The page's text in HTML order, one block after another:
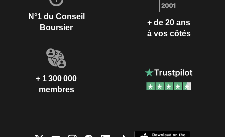
N°1 du Conseil
Boursier
+ de 20 ans
à vos côtés
+ 1 300 000
membres